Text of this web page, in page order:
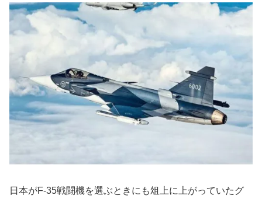
日本がF-35戦闘機を選ぶときにも俎上に上がっていたグ